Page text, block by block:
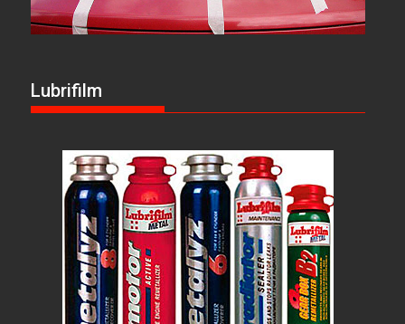
Lubrifilm